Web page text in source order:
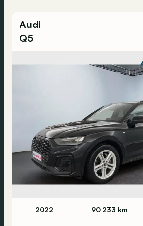
Audi
Q5
2022 90 233 km